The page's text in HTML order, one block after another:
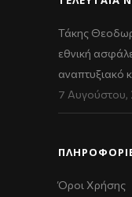
Τάκης
εθνική
αναπτυξιακό
7 Αυγούστου,
Όροι Χρήσης